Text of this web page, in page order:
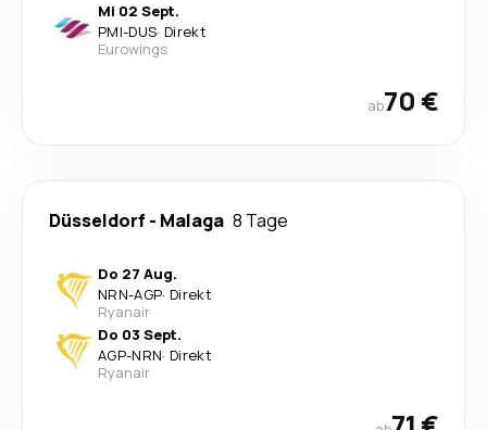
Mi 02 Sept.
PMI-DUS· Direkt
Eurowings
ab70 €
Düsseldorf - Malaga 8 Tage
Do 27 Aug.
NRN-AGP· Direkt
Ryanair
Do 03 Sept.
AGP-NRN· Direkt
Ryanair